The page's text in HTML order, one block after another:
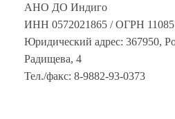
АНО ДО Индиго
ИНН 0572021865 / ОГРН
Юридический адрес: 367950,
Радищева, 4
Тел./факс: 8-9882-93-0373